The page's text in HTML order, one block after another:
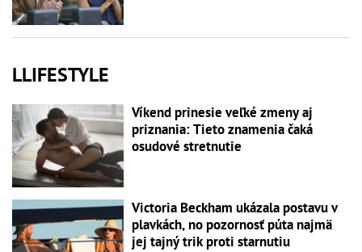
LLIFESTYLE
Víkend prinesie veľké zmeny aj
priznania: Tieto znamenia čaká
osudové stretnutie
Victoria Beckham ukázala postavu v
plavkách, no pozornosť púta najmä
jej tajný trik proti starnutiu